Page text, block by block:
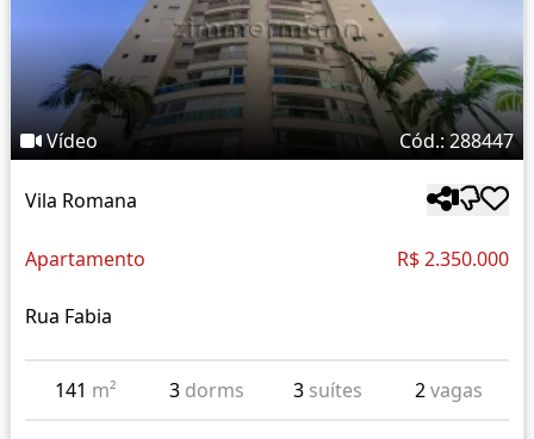
Vídeo Cód.: 288447
Vila Romana
Apartamento R$ 2.350.000
Rua Fabia
141 m² 3 dorms 3 suítes 2vagas